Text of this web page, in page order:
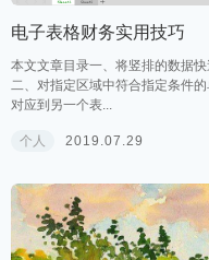
电子表格财务实用技巧
本文文章目录一、将竖排的数据
二、对指定区域中符合指定条件
对应到另一个表...
个人 2019.07.29